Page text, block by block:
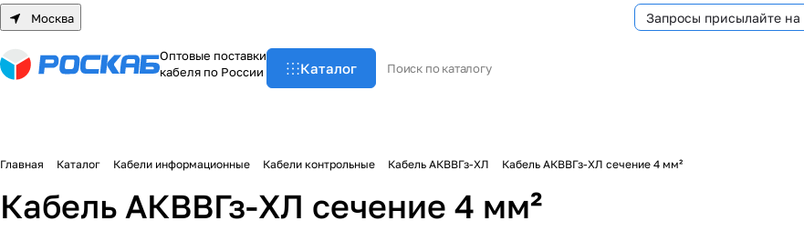
Москва Запросы присылайте на
Оптовые поставки
кабеля по России
Каталог
Главная Каталог Кабели информационные Кабели контрольные Кабель АКВВГз-ХЛ Кабель АКВВГз-ХЛ сечение 4 мм²
Кабель АКВВГз-ХЛ сечение 4 мм²